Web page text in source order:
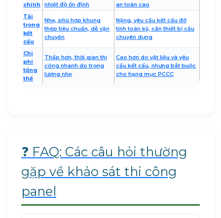
chính
nhiệt độ ổn định
an toàn cao
Tải
trọng
kết
cấu
Nhẹ, phù hợp khung
thép tiêu chuẩn, dễ vận
chuyển
Nặng, yêu cầu kết cấu đỡ
tính toán kỹ, cần thiết bị cẩu
chuyên dụng
Chi
phí
tổng
thể
Thấp hơn, thời gian thi
công nhanh do trọng
lượng nhẹ
Cao hơn do vật liệu và yêu
cầu kết cấu, nhưng bắt buộc
cho hạng mục PCCC
❓ FAQ: Các câu hỏi thường
gặp về khảo sát thi công
panel